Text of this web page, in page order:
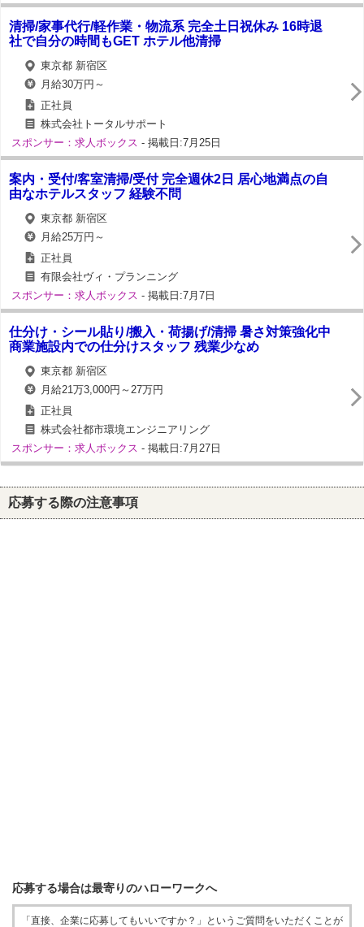
清掃/家事代行/軽作業・物流系 完全土日祝休み 16時退
社で自分の時間もGET ホテル他清掃
東京都 新宿区
月給30万円～
正社員
株式会社トータルサポート
スポンサー：求人ボックス - 掲載日:7月25日
案内・受付/客室清掃/受付 完全週休2日 居心地満点の自
由なホテルスタッフ 経験不問
東京都 新宿区
月給25万円～
正社員
有限会社ヴィ・プランニング
スポンサー：求人ボックス - 掲載日:7月7日
仕分け・シール貼り/搬入・荷揚げ/清掃 暑さ対策強化中
商業施設内での仕分けスタッフ 残業少なめ
東京都 新宿区
月給21万3,000円～27万円
正社員
株式会社都市環境エンジニアリング
スポンサー：求人ボックス - 掲載日:7月27日
応募する際の注意事項
応募する場合は最寄りのハローワークへ
「直接、企業に応募してもいいですか？」というご質問をいただくことが